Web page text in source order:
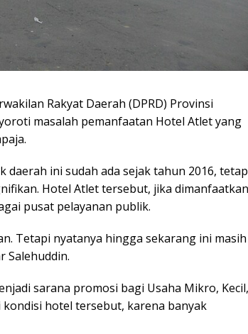
Rakyat Daerah (DPRD) Provinsi
masalah pemanfaatan Hotel Atlet yang
ini sudah ada sejak tahun 2016,
Hotel Atlet tersebut, jika dimanfaatkan
pusat pelayanan publik.
Tetapi nyatanya hingga sekarang ini masih
Salehuddin.
sarana promosi bagi Usaha Mikro, Kecil,
kondisi hotel tersebut, karena banyak